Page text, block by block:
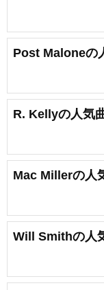
Post Maloneの
R. Kellyの人気
Mac Millerの人
Will Smithの人